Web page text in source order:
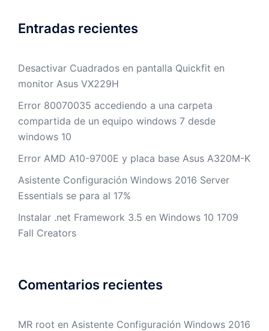
Entradas recientes
Desactivar Cuadrados en pantalla Quickfit en
monitor Asus VX229H
Error 80070035 accediendo a una carpeta
compartida de un equipo windows 7 desde
windows 10
Error AMD A10-9700E y placa base Asus A320M-K
Asistente Configuración Windows 2016 Server
Essentials se para al 17%
Instalar .net Framework 3.5 en Windows 10 1709
Fall Creators
Comentarios recientes
MR root en Asistente Configuración Windows 2016